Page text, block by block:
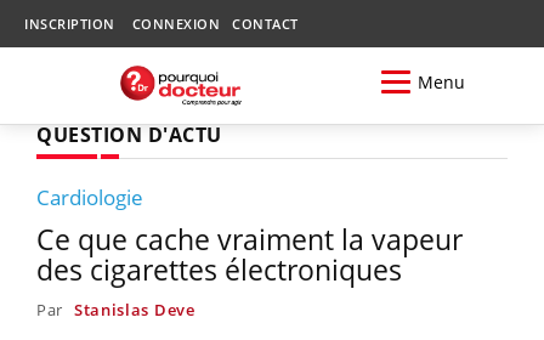
INSCRIPTION CONNEXION CONTACT
Menu
QUESTION D'ACTU
Cardiologie
Ce que cache vraiment la vapeur
des cigarettes électroniques
Par Stanislas Deve